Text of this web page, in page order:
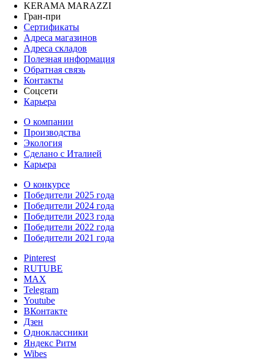
KERAMA MARAZZI
Гран-при
Сертификаты
Адреса магазинов
Адреса складов
Полезная информация
Обратная связь
Контакты
Соцсети
Карьера
О компании
Производства
Экология
Сделано с Италией
Карьера
О конкурсе
Победители 2025 года
Победители 2024 года
Победители 2023 года
Победители 2022 года
Победители 2021 года
Pinterest
RUTUBE
MAX
Telegram
Youtube
ВКонтакте
Дзен
Одноклассники
Яндекс Ритм
Wibes